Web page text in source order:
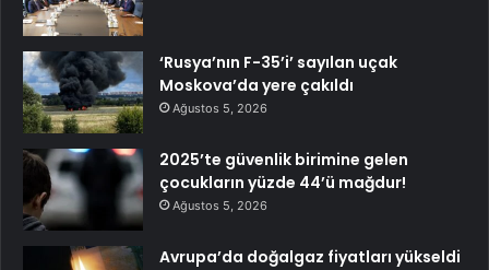
‘Rusya’nın F-35’i’ sayılan uçak
Moskova’da yere çakıldı
Ağustos 5, 2026
2025’te güvenlik birimine gelen
çocukların yüzde 44’ü mağdur!
Ağustos 5, 2026
Avrupa’da doğalgaz fiyatları yükseldi